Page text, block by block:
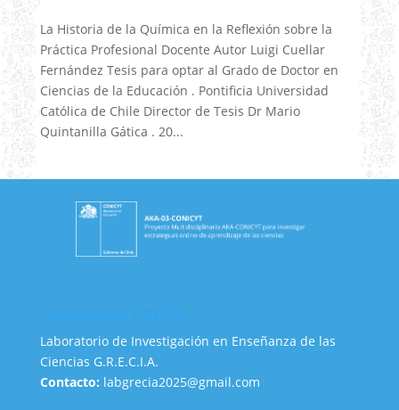
La Historia de la Química en la Reflexión sobre la
Práctica Profesional Docente Autor Luigi Cuellar
Fernández Tesis para optar al Grado de Doctor en
Ciencias de la Educación . Pontificia Universidad
Católica de Chile Director de Tesis Dr Mario
Quintanilla Gática . 20...
Laboratorio de Investigación en Enseñanza de las
Ciencias G.R.E.C.I.A.
Contacto: labgrecia2025@gmail.com